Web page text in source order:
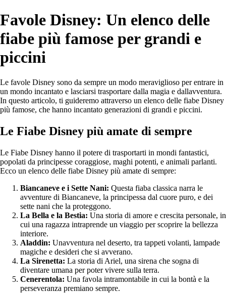
Favole Disney: Un elenco delle
fiabe più famose per grandi e
piccini
Le favole Disney sono da sempre un modo meraviglioso per entrare in
un mondo incantato e lasciarsi trasportare dalla magia e dallavventura.
In questo articolo, ti guideremo attraverso un elenco delle fiabe Disney
più famose, che hanno incantato generazioni di grandi e piccini.
Le Fiabe Disney più amate di sempre
Le Fiabe Disney hanno il potere di trasportarti in mondi fantastici,
popolati da principesse coraggiose, maghi potenti, e animali parlanti.
Ecco un elenco delle fiabe Disney più amate di sempre:
Biancaneve e i Sette Nani: Questa fiaba classica narra le
avventure di Biancaneve, la principessa dal cuore puro, e dei
sette nani che la proteggono.
La Bella e la Bestia: Una storia di amore e crescita personale, in
cui una ragazza intraprende un viaggio per scoprire la bellezza
interiore.
Aladdin: Unavventura nel deserto, tra tappeti volanti, lampade
magiche e desideri che si avverano.
La Sirenetta: La storia di Ariel, una sirena che sogna di
diventare umana per poter vivere sulla terra.
Cenerentola: Una favola intramontabile in cui la bontà e la
perseveranza premiano sempre.